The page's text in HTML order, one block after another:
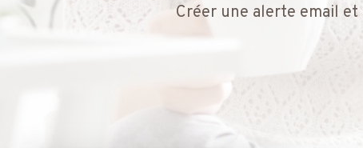
Créer une alerte email